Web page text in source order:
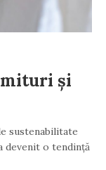
mituri și
sustenabilitate
devenit o tendință